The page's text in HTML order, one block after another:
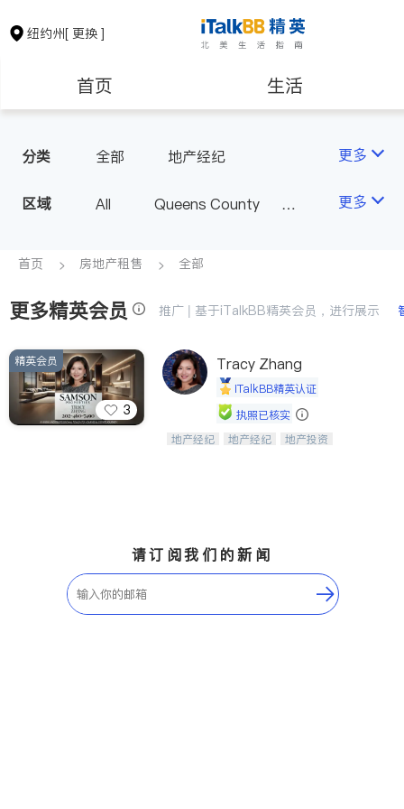
纽约州[ 更换 ]
首页 生活
保险理财 房地产租售
银行贷款
建筑装修 教育
养老 非盈利组织
分类 全部 地产经纪 更多
区域 All
Queens County
Long Island
Buffalo & Syracuse
Westchester County & Orange
County
Albany
更多
首页 房地产租售 全部
更多精英会员 推广 | 基于iTalkBB精英会员，进行展示
3
精英会员 Tracy Zhang
iTalkBB精英认证
执照已核实
Tracy Zhang - 引领大华府地区房产
地产经纪 地产经纪
地产投资
请订阅我们的新闻